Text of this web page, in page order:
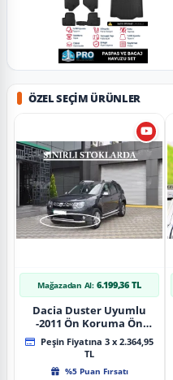
ÖZEL SEÇIM ÜRÜNLER
Mağazadan Al: 6.199,36 TL
Dacia Duster Uyumlu
-2011 Ön Koruma Ön
Tekli Koruma
Peşin Fiyatına 3 x 2.364,95
TL
%5 Puan Fırsatı